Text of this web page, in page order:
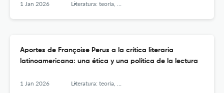
1 Jan 2026 Literatura: teoría, historia, crítica
Aportes de Françoise Perus a la crítica literaria
latinoamericana: una ética y una política de la lectura
1 Jan 2026 Literatura: teoría, historia, crítica